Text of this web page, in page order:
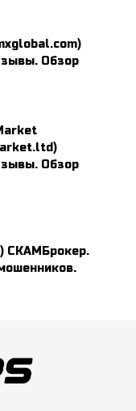
Обзор
Обзор
СКАМБрокер.